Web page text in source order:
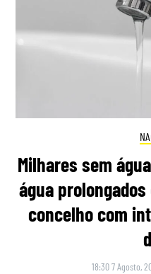
Milhares sem
água
concelho com
18:30 7 Agosto,